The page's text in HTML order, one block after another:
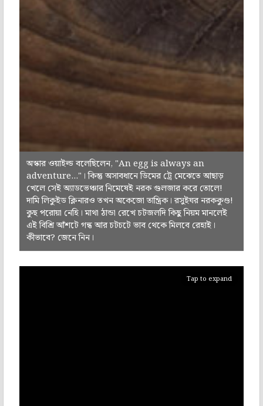
অস্কার ওয়াইল্ড বলেছিলেন, "An egg is always an
adventure..."। কিন্তু অসাবধানে ডিমের ট্রে মেঝেতে আছাড়
খেলে সেই অ্যাডভেঞ্চার নিমেষেই নরক গুলজার করে তোলে!
দামি লিকুইড ক্লিনারও তখন অকেজো তান্ত্রিক। রসুইঘর নরককুণ্ড!
কুছ পরোয়া নেহি। মাথা ঠান্ডা রেখে চটজলদি কিছু নিয়ম মানলেই
এই বিশ্রি আঁশটে গন্ধ আর চটচটে ভাব থেকে মিলবে রেহাই।
কীভাবে? জেনে নিন।
Tap to expand